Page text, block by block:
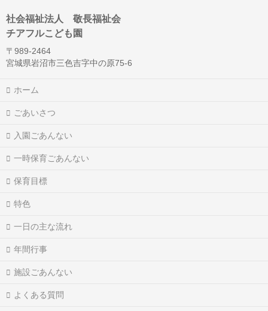
社会福祉法人 敬長福祉会
チアフルこども園
〒989-2464
宮城県岩沼市三色吉字中の原75-6
ホーム
ごあいさつ
入園ごあんない
一時保育ごあんない
保育目標
特色
一日の主な流れ
年間行事
施設ごあんない
よくある質問